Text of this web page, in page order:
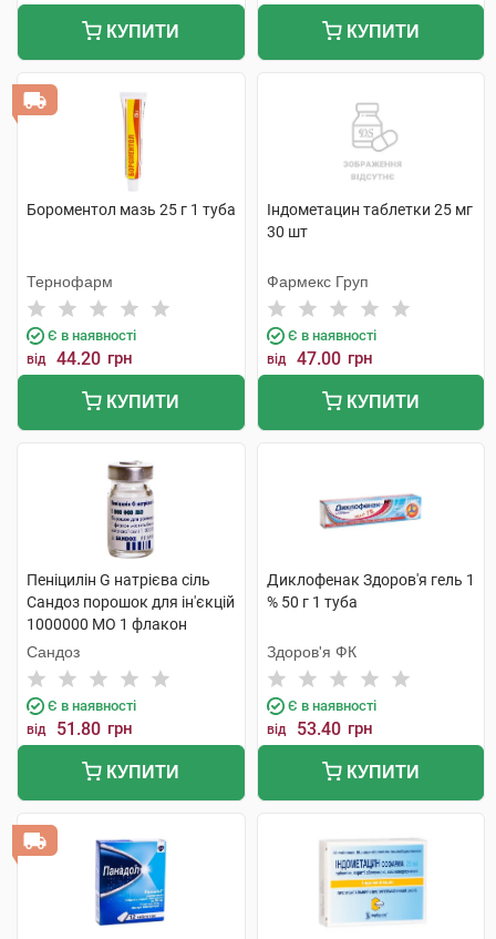
КУПИТИ КУПИТИ
Бороментол мазь 25 г 1 туба
Тернофарм
Є в наявності
від 44.20 грн
КУПИТИ
Індометацин таблетки 25 мг
30 шт
Фармекс Груп
Є в наявності
від 47.00 грн
КУПИТИ
Пеніцилін G натрієва сіль
Сандоз порошок для ін'єкцій
1000000 МО 1 флакон
Сандоз
Є в наявності
від 51.80 грн
КУПИТИ
Диклофенак Здоров'я гель 1
% 50 г 1 туба
Здоров'я ФК
Є в наявності
від 53.40 грн
КУПИТИ